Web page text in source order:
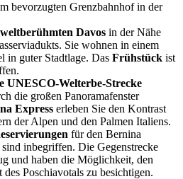
bevorzugten Grenzbahnhof in der
Davos in der Nähe
Sie wohnen in einem
in guter Stadtlage. Das Frühstück ist
UNESCO-Welterbe-Strecke
die großen Panoramafenster
Express erleben Sie den Kontrast
der Alpen und den Palmen Italiens.
für den Bernina
inbegriffen. Die Gegenstrecke
und haben die Möglichkeit, den
Poschiavotals zu besichtigen.